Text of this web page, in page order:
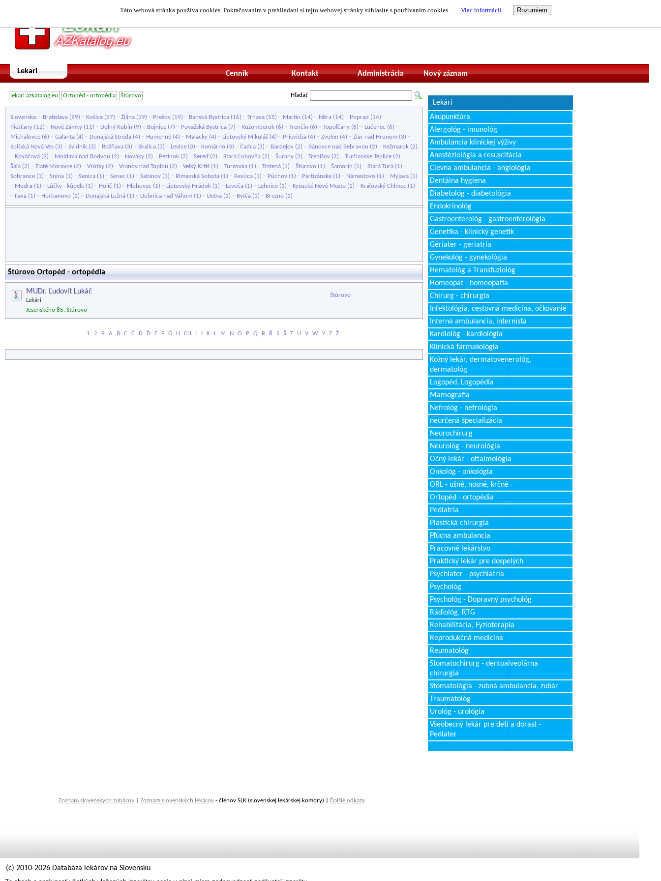
Táto webová stránka používa cookies. Pokračovaním v prehliadaní si tejto webovej stránky súhlasíte s používaním cookies. Viac informácií
Lekari Nový záznam
Administrácia
Kontakt
Cenník
lekari.azkatalog.eu Ortopéd - ortopédia Štúrovo Hľadať
Slovensko - Bratislava (99) - Košice (57) - Žilina (19) - Prešov (19) - Banská Bystrica (16) - Trnava (15) - Martin (14) - Nitra (14) - Poprad (14) -
Piešťany (12) - Nové Zámky (11) - Dolný Kubín (9) - Bojnice (7) - Považská Bystrica (7) - Ružomberok (6) - Trenčín (6) - Topoľčany (6) - Lučenec (6) -
Michalovce (6) - Galanta (4) - Dunajská Streda (4) - Humenné (4) - Malacky (4) - Liptovský Mikuláš (4) - Prievidza (4) - Zvolen (4) - Žiar nad Hronom (3) -
Spišská Nová Ves (3) - Svidník (3) - Rožňava (3) - Skalica (3) - Levice (3) - Komárno (3) - Čadca (3) - Bardejov (2) - Bánovce nad Bebravou (2) - Kežmarok (2)
- Kováčová (2) - Moldava nad Bodvou (2) - Nováky (2) - Pezinok (2) - Sereď(2) - Stará Ľubovňa (2) - Šurany (2) - Trebišov (2) - Turčianske Teplice (2) -
Šaľa (2) - Zlaté Moravce (2) - Vrútky (2) - Vranov nad Topľou (2) - Veľký Krtíš (1) - Turzovka (1) - Trstená (1) - Štúrovo (1) - Šamorín (1) - Stará Turá (1) -
Sobrance (1) - Snina (1) - Senica (1) - Senec (1) - Sabinov (1) - Rimavská Sobota (1) - Revúca (1) - Púchov (1) - Partizánske (1) - Námestovo (1) - Myjava (1)
- Modra (1) - Lúčky - kúpele (1) - Holíč (1) - Hlohovec (1) - Liptovský Hrádok (1) - Levoča (1) - Lehnice (1) - Kysucké Nové Mesto (1) - Kráľovský Chlmec (1)
- Ilava (1) - Hurbanovo (1) - Dunajská Lužná (1) - Dubnica nad Váhom (1) - Detva (1) - Bytča (1) - Brezno (1)
Štúrovo Ortopéd - ortopédia
MUDr. Ľudovít Lukáč
Lekári
Štúrovo
Jesenského 85, Štúrovo
1 2 9 A B C Č D Ď E F G H CH I J K L M N O P Q R Ř S Š T U V W Y Z Ž
Lekári
Akupunktúra
Alergológ - imunológ
Ambulancia klinickej výživy
Anestéziológia a resuscitácia
Cievna ambulancia - angiológia
Dentálna hygiena
Diabetológ - diabetológia
Endokrinológ
Gastroenterológ - gastroenterológia
Genetika - klinický genetik
Geriater - geriatria
Gynekológ - gynekológia
Hematológ a Transfuziológ
Homeopat - homeopatia
Chirurg - chirurgia
Infektológia, cestovná medicína, očkovanie
Interná ambulancia, internista
Kardiológ - kardiológia
Klinická farmakológia
Kožný lekár, dermatovenerológ,
dermatológ
Logopéd, Logopédia
Mamografia
Nefrológ - nefrológia
neurčená špecializácia
Neurochirurg
Neurológ - neurológia
Očný lekár - oftalmológia
Onkológ - onkológia
ORL - ušné, nosné, krčné
Ortopéd - ortopédia
Pediatria
Plastická chirurgia
Pľúcna ambulancia
Pracovné lekárstvo
Praktický lekár pre dospelých
Psychiater - psychiatria
Psychológ
Psychológ - Dopravný psychológ
Rádiológ, RTG
Rehabilitácia, Fyzioterapia
Reprodukčná medicína
Reumatológ
Stomatochirurg - dentoalveolárna
chirurgia
Stomatológia - zubná ambulancia, zubár
Traumatológ
Urológ - urológia
Všeobecný lekár pre deti a dorast -
Pediater
Zoznam slovenských zubárov| Zoznam slovenských lekárov- členov SLK (slovenskej lekárskej komory) | Ďalšie odkazy
(c) 2010-2026 Databáza lekárov na Slovensku